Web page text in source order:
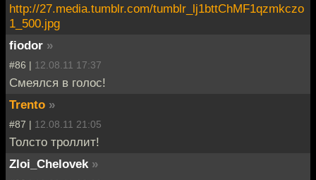
http://27.media.tumblr.com/tumblr_lj1bttChMF1qzmkczo
1_500.jpg
fiodor »
#86 | 12.08.11 17:37
Смеялся в голос!
Trento »
#87 | 12.08.11 21:05
Толсто троллит!
Zloi_Chelovek »